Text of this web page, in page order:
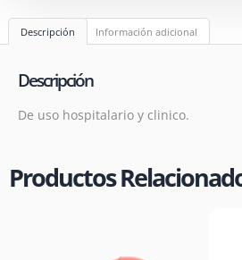
Descripción Información adicional
Descripción
De uso hospitalario y clinico.
Productos